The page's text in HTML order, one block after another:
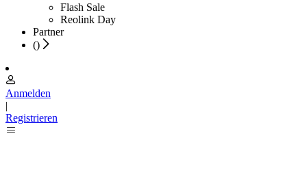
Flash Sale
Reolink Day
Partner
()
Anmelden
|
Registrieren